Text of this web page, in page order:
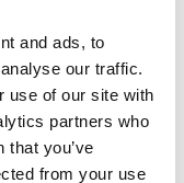
and ads, to
our traffic.
use of our site with
partners who
that you’ve
from your use
für